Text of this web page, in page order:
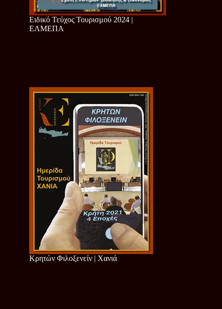
Ειδικό Τεύχος Τουρισμού 2024 |
ΕΛΜΕΠΑ
Κρητών Φιλοξενείν | Χανιά